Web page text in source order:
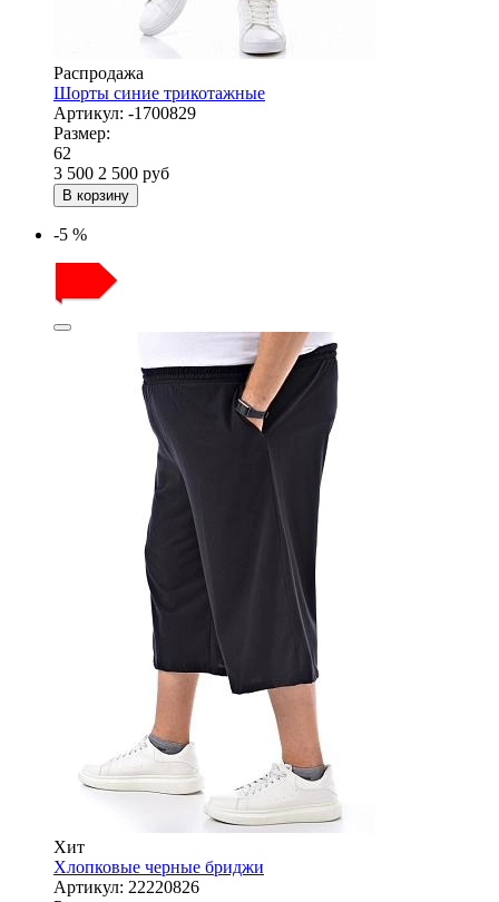
Распродажа
Шорты синие трикотажные
Артикул: -1700829
Размер:
62
3 500 2 500 руб
В корзину
-5 %
Хит
Хлопковые черные бриджи
Артикул: 22220826